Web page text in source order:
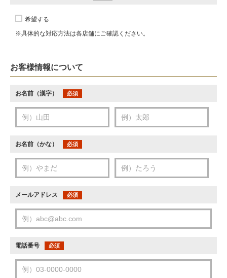
希望する
※具体的な対応方法は各店舗にご確認ください。
お客様情報について
お名前（漢字） 必須
お名前（かな） 必須
メールアドレス 必須
電話番号 必須